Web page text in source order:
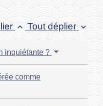
keyboard_arrow_up Tout déplier keyboard_arrow_down
inquiétante ?
comme